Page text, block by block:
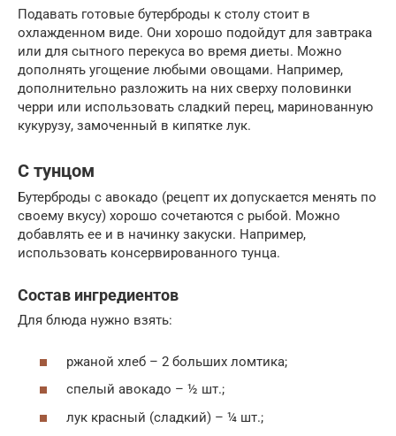
Подавать готовые бутерброды к столу стоит в
охлажденном виде. Они хорошо подойдут для завтрака
или для сытного перекуса во время диеты. Можно
дополнять угощение любыми овощами. Например,
дополнительно разложить на них сверху половинки
черри или использовать сладкий перец, маринованную
кукурузу, замоченный в кипятке лук.
С тунцом
Бутерброды с авокадо (рецепт их допускается менять по
своему вкусу) хорошо сочетаются с рыбой. Можно
добавлять ее и в начинку закуски. Например,
использовать консервированного тунца.
Состав ингредиентов
Для блюда нужно взять:
ржаной хлеб – 2 больших ломтика;
спелый авокадо – ½ шт.;
лук красный (сладкий) – ¼ шт.;